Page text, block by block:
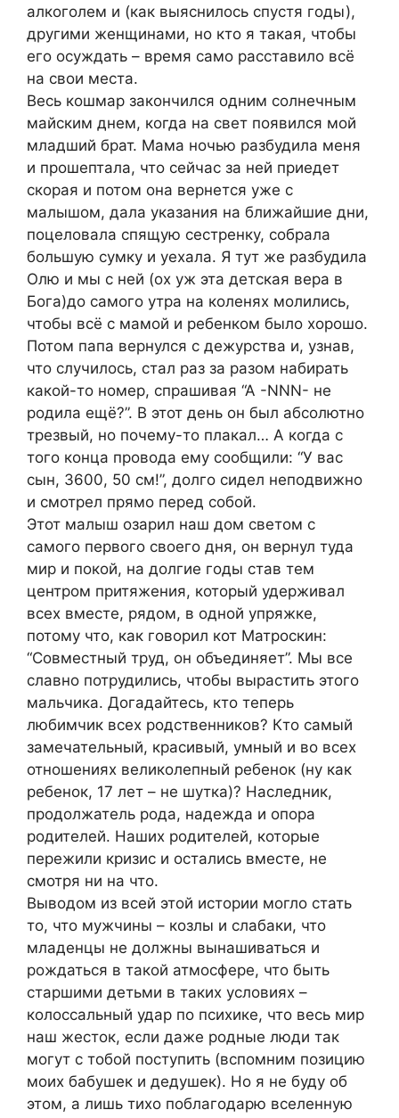
алкоголем и (как выяснилось спустя годы),
другими женщинами, но кто я такая, чтобы
его осуждать – время само расставило всё
на свои места.
Весь кошмар закончился одним солнечным
майским днем, когда на свет появился мой
младший брат. Мама ночью разбудила меня
и прошептала, что сейчас за ней приедет
скорая и потом она вернется уже с
малышом, дала указания на ближайшие дни,
поцеловала спящую сестренку, собрала
большую сумку и уехала. Я тут же разбудила
Олю и мы с ней (ох уж эта детская вера в
Бога)до самого утра на коленях молились,
чтобы всё с мамой и ребенком было хорошо.
Потом папа вернулся с дежурства и, узнав,
что случилось, стал раз за разом набирать
какой-то номер, спрашивая “А -NNN- не
родила ещё?”. В этот день он был абсолютно
трезвый, но почему-то плакал… А когда с
того конца провода ему сообщили: “У вас
сын, 3600, 50 см!”, долго сидел неподвижно
и смотрел прямо перед собой.
Этот малыш озарил наш дом светом с
самого первого своего дня, он вернул туда
мир и покой, на долгие годы став тем
центром притяжения, который удерживал
всех вместе, рядом, в одной упряжке,
потому что, как говорил кот Матроскин:
“Совместный труд, он объединяет”. Мы все
славно потрудились, чтобы вырастить этого
мальчика. Догадайтесь, кто теперь
любимчик всех родственников? Кто самый
замечательный, красивый, умный и во всех
отношениях великолепный ребенок (ну как
ребенок, 17 лет – не шутка)? Наследник,
продолжатель рода, надежда и опора
родителей. Наших родителей, которые
пережили кризис и остались вместе, не
смотря ни на что.
Выводом из всей этой истории могло стать
то, что мужчины – козлы и слабаки, что
младенцы не должны вынашиваться и
рождаться в такой атмосфере, что быть
старшими детьми в таких условиях –
колоссальный удар по психике, что весь мир
наш жесток, если даже родные люди так
могут с тобой поступить (вспомним позицию
моих бабушек и дедушек). Но я не буду об
этом, а лишь тихо поблагодарю вселенную